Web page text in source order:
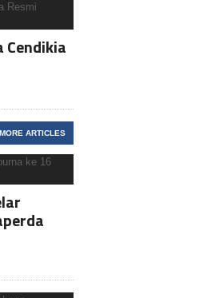
Cendikia
MORE ARTICLES